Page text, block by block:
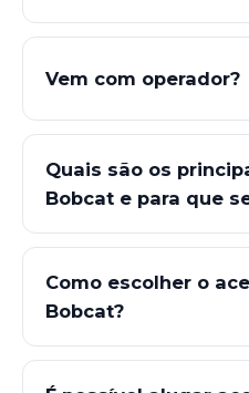
Vem com operador?
Quais são os
Bobcat e para que
Como escolher o
Bobcat?